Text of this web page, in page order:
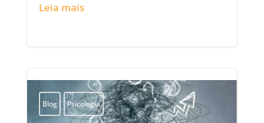
Leia mais
Blog Psicologia